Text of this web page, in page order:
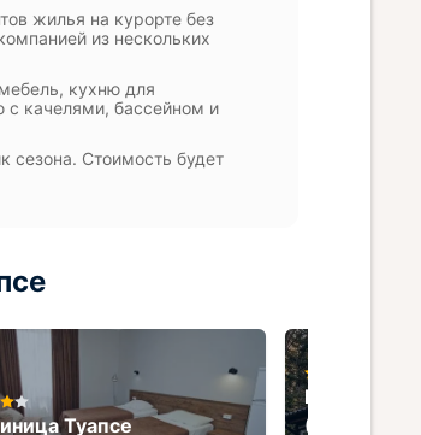
жилья на курорте без
из нескольких
кухню для
с качелями, бассейном и
сезона. Стоимость будет
Туапсе
База
(Шуюк)